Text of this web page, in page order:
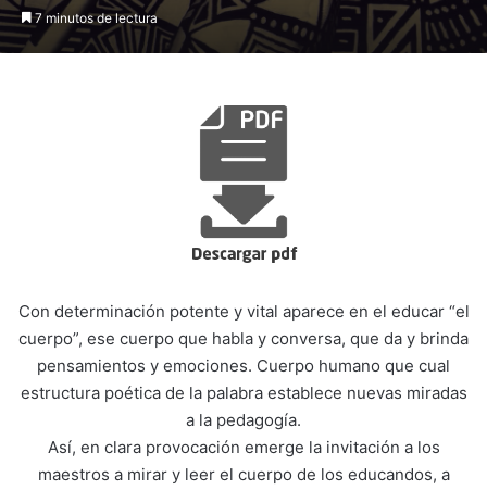
7 minutos de lectura
Con determinación potente y vital aparece en el educar “el
cuerpo”, ese cuerpo que habla y conversa, que da y brinda
pensamientos y emociones. Cuerpo humano que cual
estructura poética de la palabra establece nuevas miradas
a la pedagogía.
Así, en clara provocación emerge la invitación a los
maestros a mirar y leer el cuerpo de los educandos, a